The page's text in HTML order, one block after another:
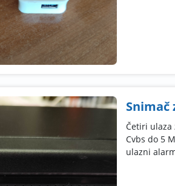
Snimač
Četiri ulaza
Cvbs do 5
ulazni